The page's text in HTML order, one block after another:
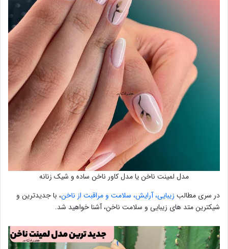
مدل لمینت ناخن یا مدل کاور ناخن ساده و شیک زنانه
در سری مطالب زیبایی، آرایش، سلامت و مراقبت از ناخن، با جدیدترین و
شیکترین متد های زیبایی و سلامت ناخن، آشنا خواهید شد.